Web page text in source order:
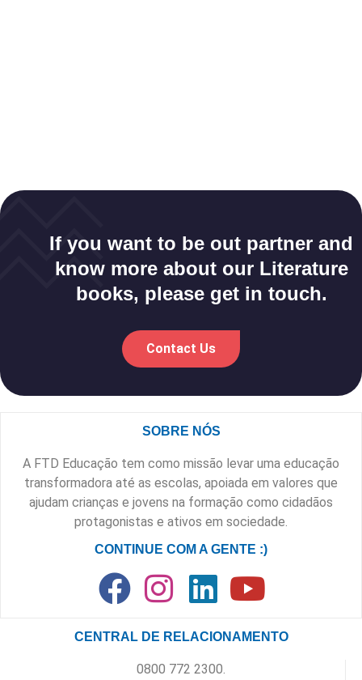
If you want to be out partner and
know more about our Literature
books, please get in touch.
Contact Us
SOBRE NÓS
A FTD Educação tem como missão levar uma educação
transformadora até as escolas, apoiada em valores que
ajudam crianças e jovens na formação como cidadãos
protagonistas e ativos em sociedade.
CONTINUE COM A GENTE :)
CENTRAL DE RELACIONAMENTO
0800 772 2300.